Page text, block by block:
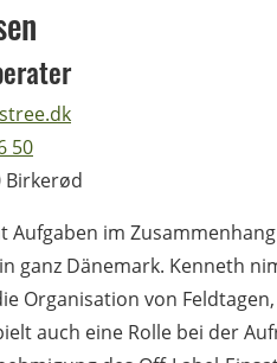
50
Birkerød
Aufgaben im
ganz Dänemark. Kenneth
Organisation von
auch eine Rolle bei der